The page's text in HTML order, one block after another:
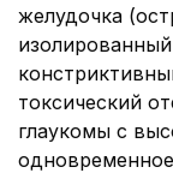
желудочка
токсический
глаукомы с